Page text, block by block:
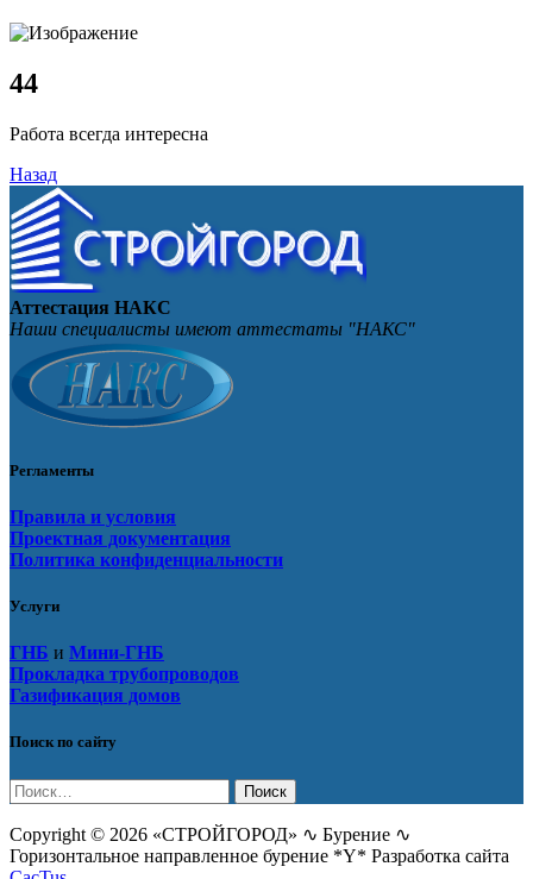
44
Работа всегда интересна
Назад
Аттестация НАКС
Наши специалисты имеют аттестаты "НАКС"
Регламенты
Правила и условия
Проектная документация
Политика конфиденциальности
Услуги
ГНБ и Мини-ГНБ
Прокладка трубопроводов
Газификация домов
Поиск по сайту
Найти:
Copyright © 2026 «СТРОЙГОРОД» ∿ Бурение ∿
Горизонтальное направленное бурение *Y* Разработка сайта